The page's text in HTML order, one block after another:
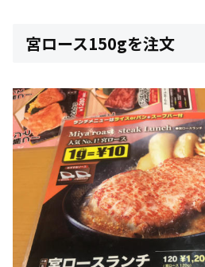
宮ロース150gを注文